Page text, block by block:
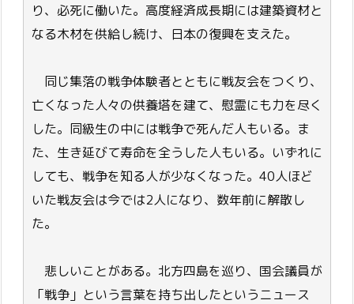
り、必死に働いた。高度経済成長期には建築資材と
なる木材を供給し続け、日本の復興を支えた。
同じ集落の戦争体験者とともに戦友会をつくり、
亡くなった人々の供養塔を建て、慰霊にも力を尽く
した。同級生の中には戦争で死んだ人もいる。ま
た、生き延びて寿命を全うした人もいる。いずれに
しても、戦争を知る人が少なくなった。40人ほど
いた戦友会は今では2人になり、数年前に解散し
た。
悲しいことがある。北方四島を巡り、国会議員が
「戦争」という言葉を持ち出したというニュース